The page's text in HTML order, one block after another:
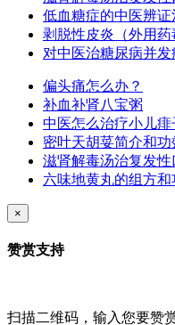
低血糖症的中医辨证
剥脱性皮炎（外用
对中医治糖尿病并
偏头痛怎么办？
补血补肾八宝粥
中医怎么治疗小儿痱
密叶天胡荽简介和功
滋肾解毒汤治复发性
六味地黄丸的组方和
×
赞赏支持
扫描二维码，输入您要赞